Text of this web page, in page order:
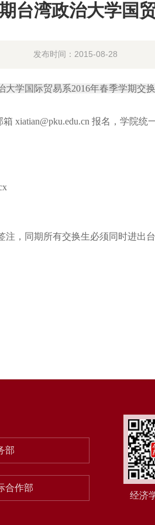
台湾政治大学国
发布时间：2015-08-28
大学国际贸易系2016年春季学期交
箱 xiatian@pku.edu.cn 报名，学院统
，同期所有交换生必须同时进出
部
合作部
经济